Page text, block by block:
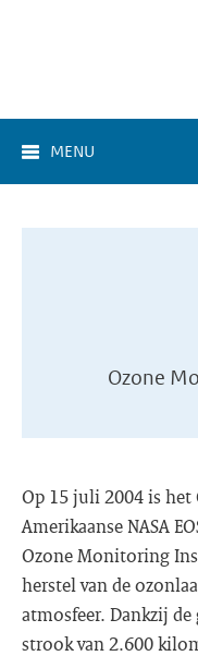
MENU
Ozone
Op 15 juli 2004 is
Amerikaanse NASA
Ozone Monitoring
herstel van de
atmosfeer. Dankzij
strook van 2.600